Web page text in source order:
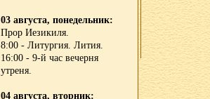
03 августа, понедельник:
Прор Иезикиля.
8:00 - Литургия. Лития.
16:00 - 9-й час вечерня
утреня.
04 августа, вторник: